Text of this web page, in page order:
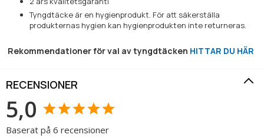
Tyngdtäcke är en hygienprodukt. För att säkerställa
produkternas hygien kan hygienprodukten inte returneras.
Rekommendationer för val av tyngdtäcken HITTAR DU HÄR
RECENSIONER
5,0
Baserat på 6 recensioner